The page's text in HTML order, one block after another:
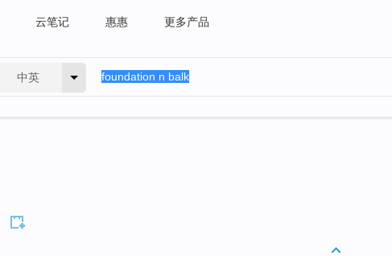
云笔记 惠惠 更多产品
中英